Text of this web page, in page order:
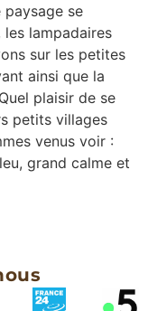
paysage se
lampadaires
sur les petites
ainsi que la
plaisir de se
petits villages
venus voir :
grand calme et